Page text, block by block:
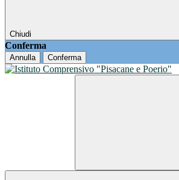
Chiudi
Conferma
Annulla Conferma